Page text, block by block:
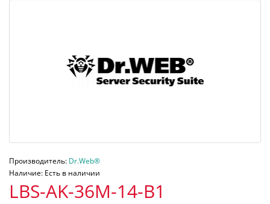
Производитель: Dr.Web®
Наличие: Есть в наличии
LBS-AK-36M-14-B1